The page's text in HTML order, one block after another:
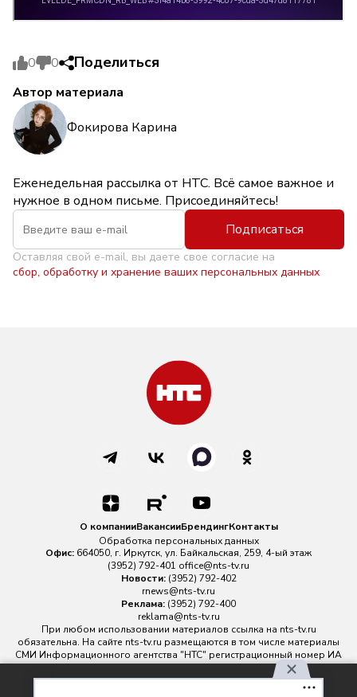
0 0 Поделиться
Автор материала
Фокирова Карина
Еженедельная рассылка от НТС. Всё самое важное и
нужное в одном письме. Присоединяйтесь!
Подписаться
Оставляя свой e-mail, вы даете свое согласие на
сбор, обработку и хранение ваших персональных данных
О компанииВакансииБрендингКонтакты
Обработка персональных данных
Офис: 664050, г. Иркутск, ул. Байкальская, 259, 4-ый этаж
(3952) 792-401 office@nts-tv.ru
Новости: (3952) 792-402
rnews@nts-tv.ru
Реклама: (3952) 792-400
reklama@nts-tv.ru
При любом использовании материалов ссылка на nts-tv.ru
обязательна. На сайте nts-tv.ru размещаются в том числе материалы
СМИ Информационного агентства "НТС" регистрационный номер ИА
№ ФС 77 - 88763 зарегистрировано Федеральной службой по
надзору в сфере связи, информационных технологий и массовых